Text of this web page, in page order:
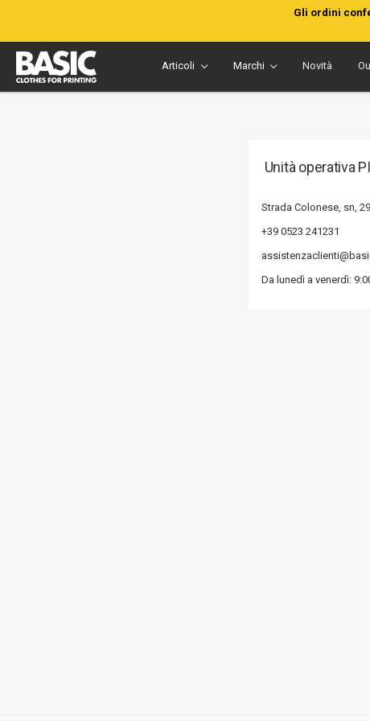
Gli ordini
Articoli Marchi Novità
Unità operativa
Strada Colonese, sn,
+39 0523 241231
Da lunedì a venerdì: